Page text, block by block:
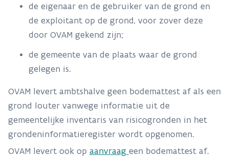
de eigenaar en de gebruiker van de grond en
de exploitant op de grond, voor zover deze
door OVAM gekend zijn;
de gemeente van de plaats waar de grond
gelegen is.
OVAM levert ambtshalve geen bodemattest af als een
grond louter vanwege informatie uit de
gemeentelijke inventaris van risicogronden in het
grondeninformatieregister wordt opgenomen.
OVAM levert ook op aanvraag een bodemattest af.